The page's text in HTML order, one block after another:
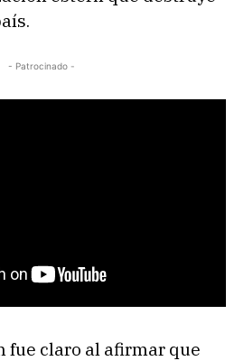
- Patrocinado -
fue claro al afirmar que